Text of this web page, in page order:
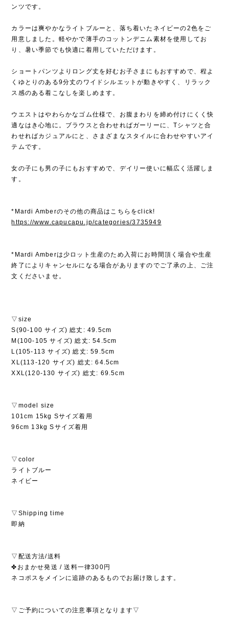
ンツです。
カラーは爽やかなライトブルーと、落ち着いたネイビーの2色をご
用意しました。軽やかで薄手のコットンデニム素材を使用してお
り、暑い季節でも快適に着用していただけます。
ショートパンツよりロング丈を好むお子さまにもおすすめで、程よ
くゆとりのある9分丈のワイドシルエットが動きやすく、リラック
ス感のある着こなしを楽しめます。
ウエストはやわらかなゴム仕様で、お腹まわりを締め付けにくく快
適なはき心地に。ブラウスと合わせればガーリーに、Tシャツと合
わせればカジュアルにと、さまざまなスタイルに合わせやすいアイ
テムです。
女の子にも男の子にもおすすめで、デイリー使いに幅広く活躍しま
す。
*Mardi Amberのその他の商品はこちらをclick!
https://www.capucapu.jp/categories/3735949
*Mardi Amberは少ロット生産のため入荷にお時間頂く場合や生産
終了によりキャンセルになる場合がありますのでご了承の上、ご注
文くださいませ。
▽size
S(90-100 サイズ) 総丈: 49.5cm
M(100-105 サイズ) 総丈: 54.5cm
L(105-113 サイズ) 総丈: 59.5cm
XL(113-120 サイズ) 総丈: 64.5cm
XXL(120-130 サイズ) 総丈: 69.5cm
▽model size
101cm 15kg Sサイズ着用
96cm 13kg Sサイズ着用
▽color
ライトブルー
ネイビー
▽Shipping time
即納
▽配送方法/送料
✤おまかせ発送 / 送料一律300円
ネコポスをメインに追跡のあるものでお届け致します。
▽ご予約についての注意事項となります▽